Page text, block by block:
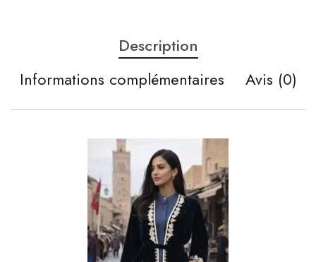
Description
Informations complémentaires
Avis (0)